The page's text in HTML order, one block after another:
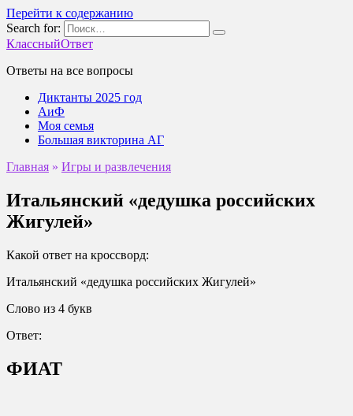
Перейти к содержанию
Search for:
КлассныйОтвет
Ответы на все вопросы
Диктанты 2025 год
АиФ
Моя семья
Большая викторина АГ
Главная » Игры и развлечения
Итальянский «дедушка российских
Жигулей»
Какой ответ на кроссворд:
Итальянский «дедушка российских Жигулей»
Слово из 4 букв
Ответ:
ФИАТ